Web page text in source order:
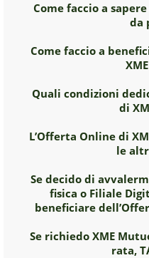
Come faccio a
da
Come faccio a
Quali condizioni
di
L’Offerta Online di
le
Se decido di
fisica o Filiale
beneficiare
Se richiedo XME
rata,